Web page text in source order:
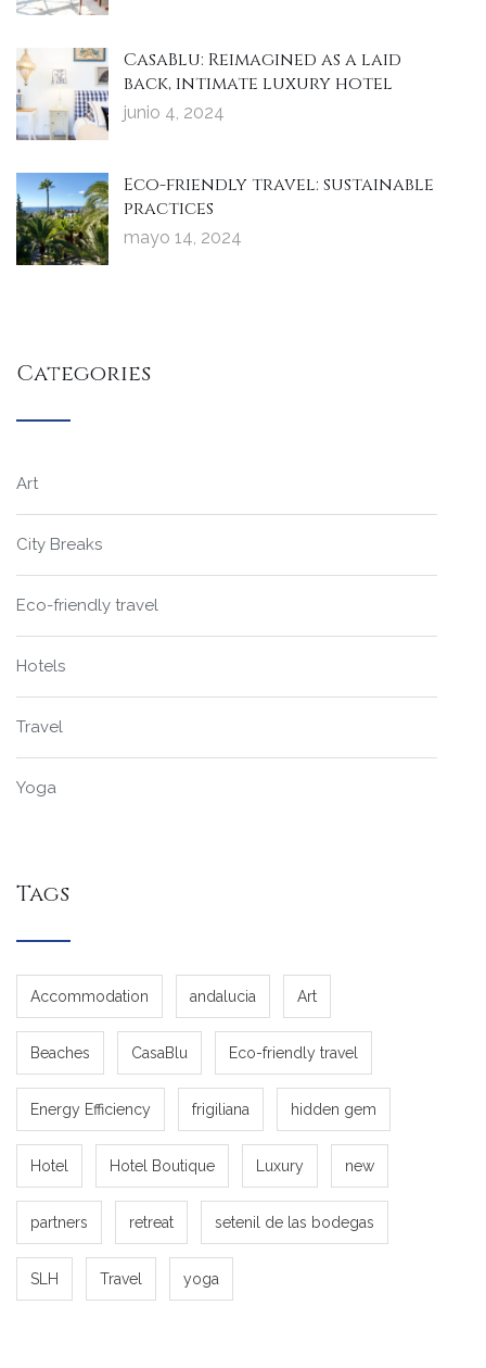
CasaBlu: Reimagined as a laid
back, intimate luxury hotel
junio 4, 2024
Eco-friendly travel: sustainable
practices
mayo 14, 2024
Categories
Art
City Breaks
Eco-friendly travel
Hotels
Travel
Yoga
Tags
Accommodation andalucia Art
Beaches CasaBlu Eco-friendly travel
Energy Efficiency frigiliana hidden gem
Hotel Hotel Boutique Luxury new
partners retreat setenil de las bodegas
SLH Travel yoga